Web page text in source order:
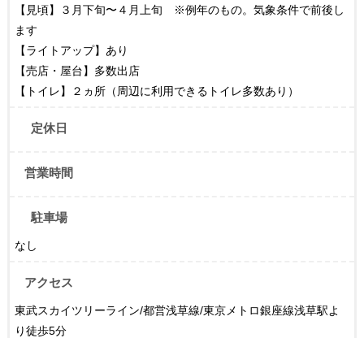
【見頃】３月下旬〜４月上旬 ※例年のもの。気象条件で前後し
ます
【ライトアップ】あり
【売店・屋台】多数出店
【トイレ】２ヵ所（周辺に利用できるトイレ多数あり）
定休日
営業時間
駐車場
なし
アクセス
東武スカイツリーライン/都営浅草線/東京メトロ銀座線浅草駅よ
り徒歩5分